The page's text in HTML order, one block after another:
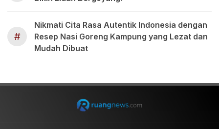
#
Nikmati Cita Rasa Autentik Indonesia dengan
Resep Nasi Goreng Kampung yang Lezat dan
Mudah Dibuat